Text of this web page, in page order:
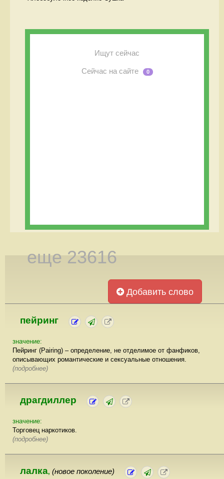
Ищут сейчас
Сейчас на сайте 0
еще 23616
Добавить слово
пейринг
значение:
Пейринг (Pairing) – определение, не отделимое от фанфиков,
описывающих романтические и сексуальные отношения.
(подробнее)
драгдиллер
значение:
Торговец наркотиков.
(подробнее)
лалка, (новое поколение)